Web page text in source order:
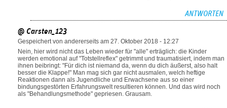
ANTWORTEN
@ Carsten_123
Gespeichert von andererseits am 27. Oktober 2018 - 12:27
Nein, hier wird nicht das Leben wieder für "alle" erträglich: die Kinder
werden emotional auf "Totstellreflex" getrimmt und traumatisiert, indem man
ihnen beibringt: "Für dich ist niemand da, wenn du dich äußerst, also halt
besser die Klappe!" Man mag sich gar nicht ausmalen, welch heftige
Reaktionen dann als Jugendliche und Erwachsene aus so einer
bindungsgestörten Erfahrungswelt resultieren können. Und das wird noch
als "Behandlungsmethode" gepriesen. Grausam.